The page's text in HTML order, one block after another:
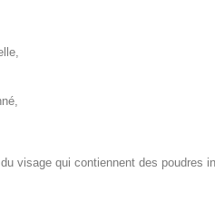
visage qui contiennent des poudres